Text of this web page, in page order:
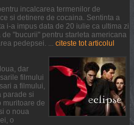
incalcarea termenilor de
si detinere de cocaina. Sentinta a
i-a impus data de 20 iulie ca ultima zi
"bucurii" pentru starleta americana
pedepsei. ... citeste tot articolul
dar
filmului
a filmului,
parade si
muritoare de
o noua
o